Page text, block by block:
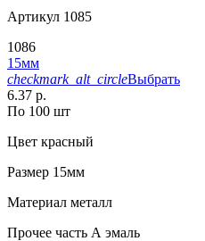
Артикул 1085
1086
15мм
checkmark_alt_circleВыбрать
6.37 р.
По 100 шт
Цвет красный
Размер 15мм
Материал металл
Прочее часть А эмаль